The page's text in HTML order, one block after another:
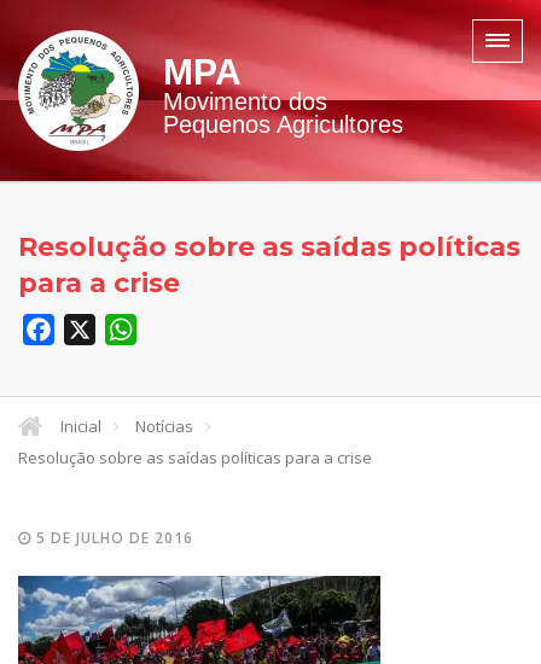
MPA
Movimento dos
Pequenos Agricultores
Resolução sobre as saídas políticas
para a crise
Facebook
Inicial
Notícias
Resolução sobre as saídas políticas para a crise
5 DE JULHO DE 2016